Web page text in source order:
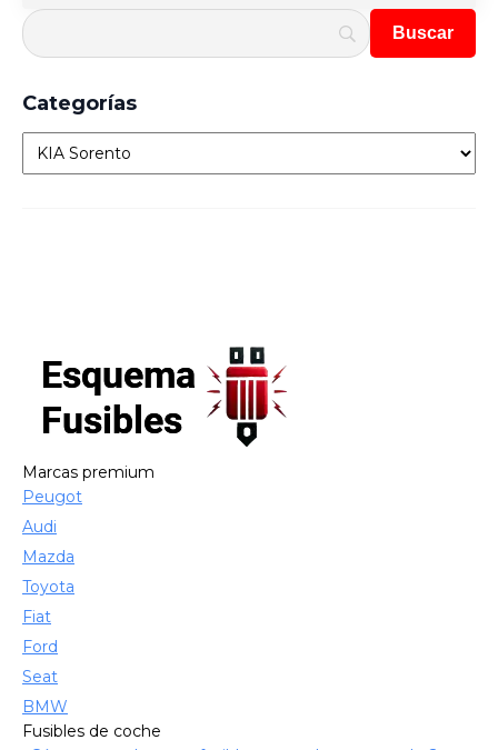
Categorías
Categorías
Marcas premium
Peugot
Audi
Mazda
Toyota
Fiat
Ford
Seat
BMW
Fusibles de coche